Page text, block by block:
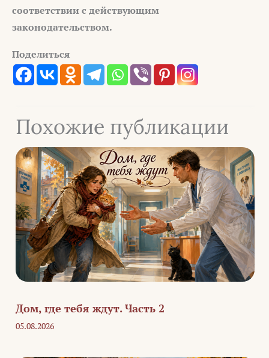
соответствии с действующим
законодательством.
Поделиться
Похожие публикации
Дом, где тебя ждут. Часть 2
05.08.2026